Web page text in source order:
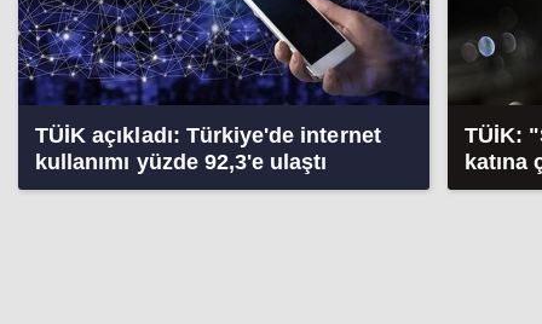
TÜİK açıkladı: Türkiye'de internet
kullanımı yüzde 92,3'e ulaştı
TÜİK:
katına